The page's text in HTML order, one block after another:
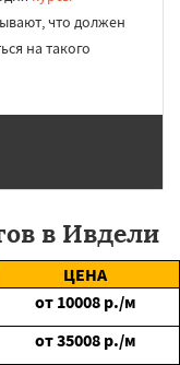
что должен
на такого
в Ивдели
ЦЕНА
от 10008 р./м
от35008 р./м